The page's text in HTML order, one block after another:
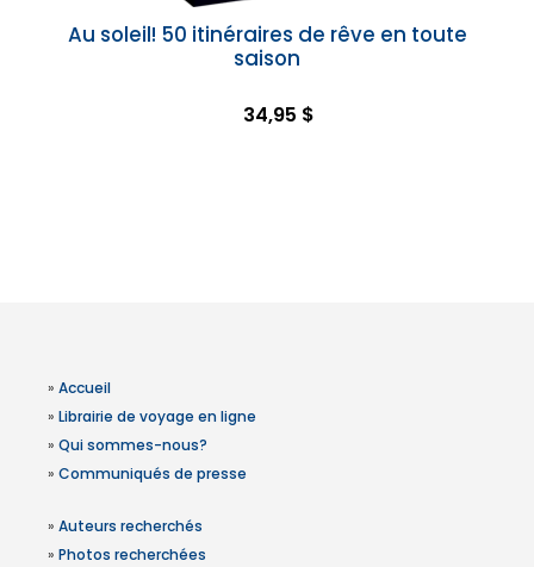
Au soleil! 50 itinéraires de rêve en toute
saison
34,95 $
» Accueil
» Librairie de voyage en ligne
» Qui sommes-nous?
» Communiqués de presse
» Auteurs recherchés
» Photos recherchées